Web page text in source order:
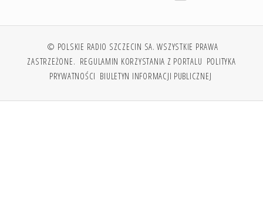
© POLSKIE RADIO SZCZECIN SA. WSZYSTKIE PRAWA
ZASTRZEŻONE. REGULAMIN KORZYSTANIA Z PORTALU POLITYKA
PRYWATNOŚCI BIULETYN INFORMACJI PUBLICZNEJ